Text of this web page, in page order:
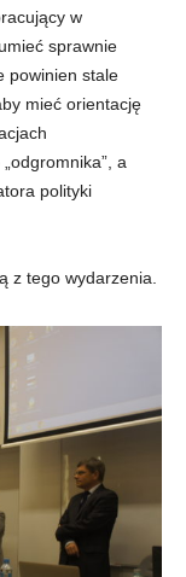
w
sprawnie
powinien stale
mieć orientację
a
polityki
z tego wydarzenia.